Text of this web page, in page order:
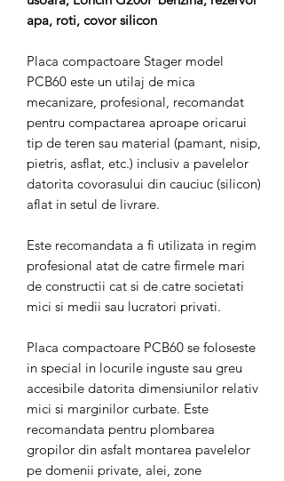
apa, roti, covor silicon
Placa compactoare Stager model
PCB60 este un utilaj de mica
mecanizare, profesional, recomandat
pentru compactarea aproape oricarui
tip de teren sau material (pamant, nisip,
pietris, asflat, etc.) inclusiv a pavelelor
datorita covorasului din cauciuc (silicon)
aflat in setul de livrare.
Este recomandata a fi utilizata in regim
profesional atat de catre firmele mari
de constructii cat si de catre societati
mici si medii sau lucratori privati.
Placa compactoare PCB60 se foloseste
in special in locurile inguste sau greu
accesibile datorita dimensiunilor relativ
mici si marginilor curbate. Este
recomandata pentru plombarea
gropilor din asfalt montarea pavelelor
pe domenii private, alei, zone